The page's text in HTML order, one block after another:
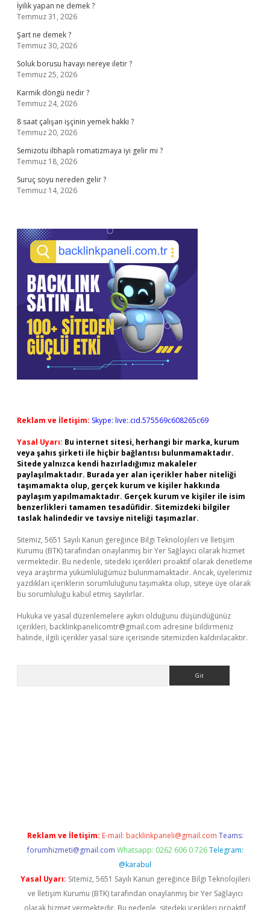
İyilik yapan ne demek ?
Temmuz 31, 2026
Şart ne demek ?
Temmuz 30, 2026
Soluk borusu havayı nereye iletir ?
Temmuz 25, 2026
Karmik döngü nedir ?
Temmuz 24, 2026
8 saat çalışan işçinin yemek hakkı ?
Temmuz 20, 2026
Semizotu iltihaplı romatizmaya iyi gelir mi ?
Temmuz 18, 2026
Suruç soyu nereden gelir ?
Temmuz 14, 2026
Reklam ve İletişim: Skype: live:.cid.575569c608265c69
Yasal Uyarı: Bu internet sitesi, herhangi bir marka, kurum
veya şahıs şirketi ile hiçbir bağlantısı bulunmamaktadır.
Sitede yalnızca kendi hazırladığımız makaleler
paylaşılmaktadır. Burada yer alan içerikler haber niteliği
taşımamakta olup, gerçek kurum ve kişiler hakkında
paylaşım yapılmamaktadır. Gerçek kurum ve kişiler ile isim
benzerlikleri tamamen tesadüfidir. Sitemizdeki bilgiler
taslak halindedir ve tavsiye niteliği taşımazlar.
Sitemiz, 5651 Sayılı Kanun gereğince Bilgi Teknolojileri ve İletişim
Kurumu (BTK) tarafından onaylanmış bir Yer Sağlayıcı olarak hizmet
vermektedir. Bu nedenle, sitedeki içerikleri proaktif olarak denetleme
veya araştırma yükümlülüğümüz bulunmamaktadır. Ancak, üyelerimiz
yazdıkları içeriklerin sorumluluğunu taşımakta olup, siteye üye olarak
bu sorumluluğu kabul etmiş sayılırlar.
Hukuka ve yasal düzenlemelere aykırı olduğunu düşündüğünüz
içerikleri, backlinkpanelicomtr@gmail.com adresine bildirmeniz
halinde, ilgili içerikler yasal süre içerisinde sitemizden kaldırılacaktır.
Reklam ve İletişim: E-mail: backlinkpaneli@gmail.com Teams:
forumhizmeti@gmail.com Whatsapp: 0262 606 0 726 Telegram:
@karabul
Yasal Uyarı: Sitemiz, 5651 Sayılı Kanun gereğince Bilgi Teknolojileri
ve İletişim Kurumu (BTK) tarafından onaylanmış bir Yer Sağlayıcı
olarak hizmet vermektedir. Bu nedenle, sitedeki içerikleri proaktif